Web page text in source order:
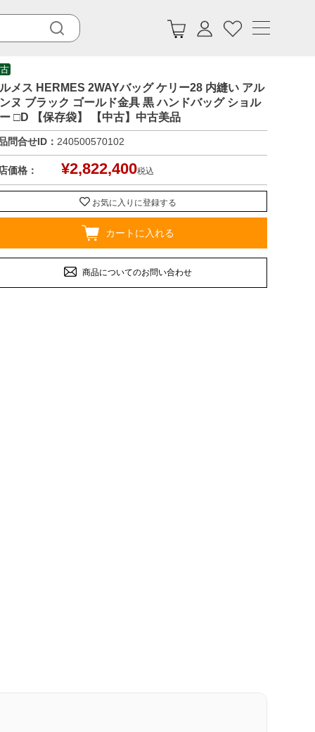
メス HERMES 2WAYバッグ ケリー28 内縫い アル
ヌ ブラック ゴールド金具 黒 ハンドバッグ ショル
□D 【保存袋】 【中古】中古美品
問合せID： 240500570102
価格： ¥2,822,400税込
お気に入りに登録する
カートに入れる
商品についてのお問い合わせ